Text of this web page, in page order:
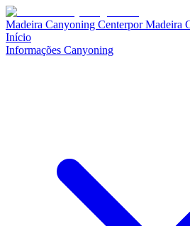
Madeira Canyoning CenterporMadeira
Início
Informações Canyoning